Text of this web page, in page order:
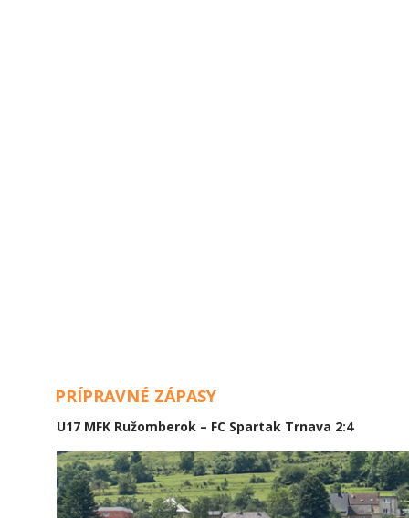
PRÍPRAVNÉ ZÁPASY
U17 MFK Ružomberok – FC Spartak Trnava 2:4